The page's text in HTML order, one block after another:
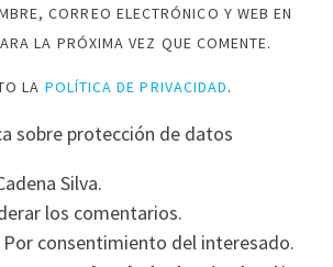
CORREO ELECTRÓNICO Y WEB EN
LA PRÓXIMA VEZ QUE COMENTE.
LA POLÍTICA DE PRIVACIDAD.
sobre protección de datos
Silva.
los comentarios.
Por consentimiento del interesado.